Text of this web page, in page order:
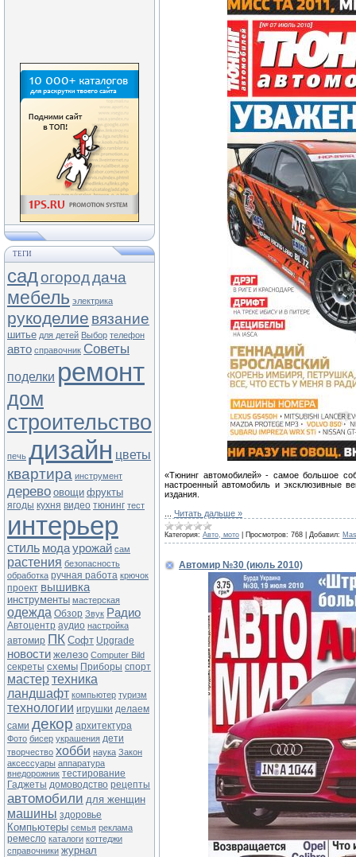
ТЕГИ
садогороддача
мебель электрика
рукоделие вязание
шитье для детей Выбор телефон
авто справочник Советы
поделки ремонт
дом
строительство
печь дизайн цветы
квартира инструмент
дерево овощи фрукты
ягоды кухня видео тюнинг тест
интерьер
стиль модаурожай сам
растения безопасность
обработка ручная работа крючок
проект вышивка
инструменты мастерская
одежда Обзор Звук Радио
Автоцентр аудио настройка
автомир ПК Софт Upgrade
новости железо Computer Bild
секреты схемы Приборы спорт
мастертехника
ландшафт компьютер туризм
технологии игрушки делаем
сами декор архитектура
Фото бисер украшения дети
творчество хобби наука Закон
аксессуары аппаратура
внедорожник тестирование
Гаджеты домоводство рецепты
автомобили для женщин
машины здоровье
Компьютеры семья реклама
ремесло каталоги коттеджи
справочники журнал
«Тюнинг автомобилей» - самое большое
настроенный автомобиль и эксклюзивные
издания.
Читать дальше »
Категория: Авто, мото Просмотров: 768 Добавил:
Автомир №30 (июль 2010)